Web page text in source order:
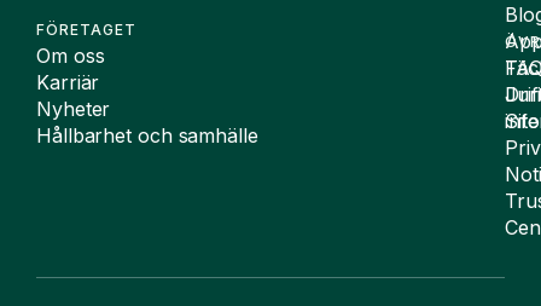
FÖRETAGET
Om oss
Karriär
Nyheter
Hållbarhet och samhälle